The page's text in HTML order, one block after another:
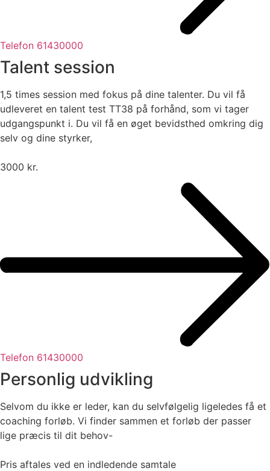
Telefon 61430000
Talent session
1,5 times session med fokus på dine talenter. Du vil få
udleveret en talent test TT38 på forhånd, som vi tager
udgangspunkt i. Du vil få en øget bevidsthed omkring dig
selv og dine styrker,
3000 kr.
Telefon 61430000
Personlig udvikling
Selvom du ikke er leder, kan du selvfølgelig ligeledes få et
coaching forløb. Vi finder sammen et forløb der passer
lige præcis til dit behov-
Pris aftales ved en indledende samtale